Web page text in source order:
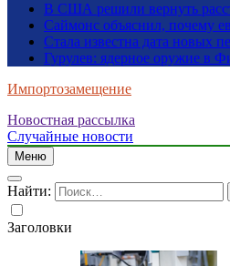
В США решили вернуть
Саймонс объяснил, почему
Стала известна дата новых
Гурулев: ядерное оружие в
Импортозамещение
Новостная рассылка
Случайные новости
Меню
Найти:
Заголовки